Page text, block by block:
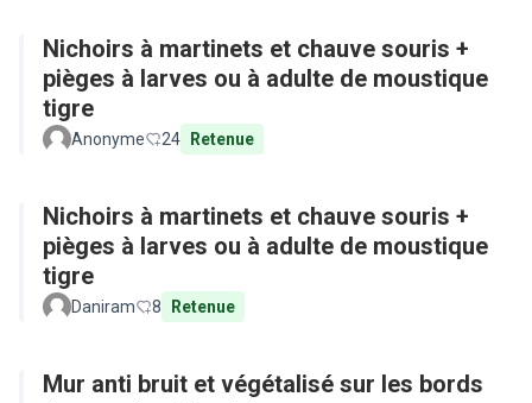
Nichoirs à martinets et chauve souris +
pièges à larves ou à adulte de moustique
tigre
Anonyme 24 Retenue
Nichoirs à martinets et chauve souris +
pièges à larves ou à adulte de moustique
tigre
Daniram 8 Retenue
Mur anti bruit et végétalisé sur les bords